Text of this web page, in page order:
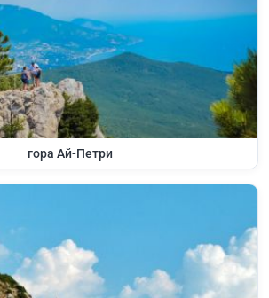
гора Ай-Петри